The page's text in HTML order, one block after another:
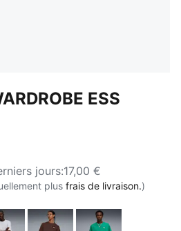
ESS
jours:17,00 €
plus frais de livraison.)